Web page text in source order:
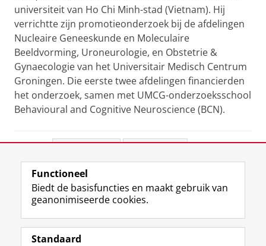
universiteit van Ho Chi Minh-stad (Vietnam). Hij
verrichtte zijn promotieonderzoek bij de afdelingen
Nucleaire Geneeskunde en Moleculaire
Beeldvorming, Uroneurologie, en Obstetrie &
Gynaecologie van het Universitair Medisch Centrum
Groningen. Die eerste twee afdelingen financierden
het onderzoek, samen met UMCG-onderzoeksschool
Behavioural and Cognitive Neuroscience (BCN).
View this page in:English
Volg de RUG
F
a
L
i
R
S
I
n
Y
o
Functioneel
Biedt de basisfuncties en maakt gebruik van
geanonimiseerde cookies.
Standaard